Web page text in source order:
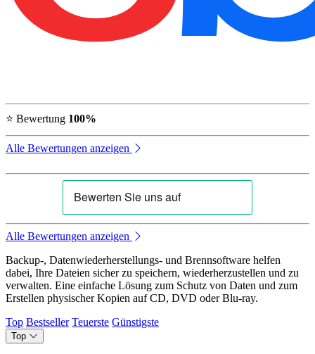
⭐ Bewertung 100%
Alle Bewertungen anzeigen
Alle Bewertungen anzeigen
Backup-, Datenwiederherstellungs- und Brennsoftware helfen
dabei, Ihre Dateien sicher zu speichern, wiederherzustellen und zu
verwalten. Eine einfache Lösung zum Schutz von Daten und zum
Erstellen physischer Kopien auf CD, DVD oder Blu-ray.
Top Bestseller Teuerste Günstigste
Top